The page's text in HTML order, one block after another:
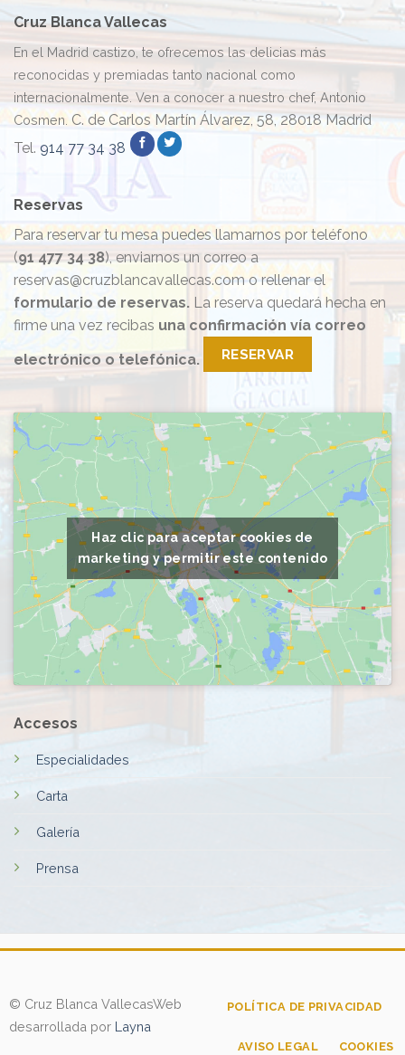
Cruz Blanca Vallecas
En el Madrid castizo, te ofrecemos las delicias más
reconocidas y premiadas tanto nacional como
internacionalmente. Ven a conocer a nuestro chef, Antonio
Cosmen. C. de Carlos Martín Álvarez, 58, 28018 Madrid
Tel. 914 77 34 38
Haz clic para aceptar cookies de
marketing y permitir este contenido
Accesos
Especialidades
Carta
Galería
Prensa
Reservas
Para reservar tu mesa puedes llamarnos por teléfono
(91 477 34 38), enviarnos un correo a
reservas@cruzblancavallecas.com o rellenar el
formulario de reservas. La reserva quedará hecha en
firme una vez recibas una confirmación vía correo
electrónico o telefónica. RESERVAR
© Cruz Blanca VallecasWeb
desarrollada por Layna
POLÍTICA DE PRIVACIDAD
AVISO LEGAL COOKIES